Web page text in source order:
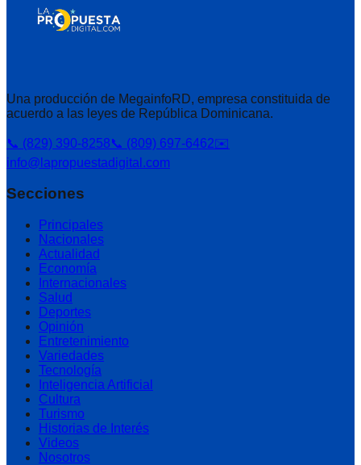
Una producción de MegainfoRD, empresa constituida de
acuerdo a las leyes de República Dominicana.
📞 (829) 390-8258📞 (809) 697-6462✉️
info@lapropuestadigital.com
Secciones
Principales
Nacionales
Actualidad
Economía
Internacionales
Salud
Deportes
Opinión
Entretenimiento
Variedades
Tecnología
Inteligencia Artificial
Cultura
Turismo
Historias de Interés
Videos
Nosotros